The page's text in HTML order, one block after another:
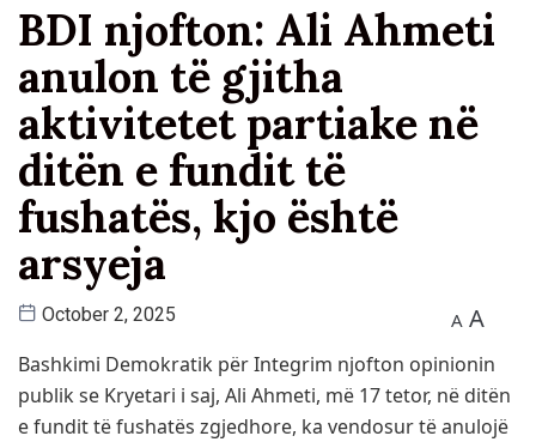
BDI njofton: Ali Ahmeti
anulon të gjitha
aktivitetet partiake në
ditën e fundit të
fushatës, kjo është
arsyeja
October 2, 2025 A A
Bashkimi Demokratik për Integrim njofton opinionin
publik se Kryetari i saj, Ali Ahmeti, më 17 tetor, në ditën
e fundit të fushatës zgjedhore, ka vendosur të anulojë